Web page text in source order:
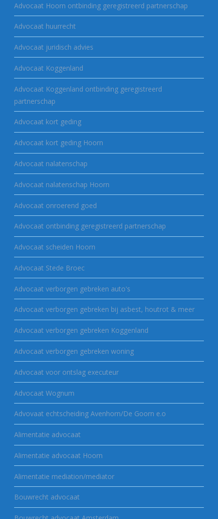
Advocaat Hoorn ontbinding geregistreerd partnerschap
Advocaat huurrecht
Advocaat juridisch advies
Advocaat Koggenland
Advocaat Koggenland ontbinding geregistreerd
partnerschap
Advocaat kort geding
Advocaat kort geding Hoorn
Advocaat nalatenschap
Advocaat nalatenschap Hoorn
Advocaat onroerend goed
Advocaat ontbinding geregistreerd partnerschap
Advocaat scheiden Hoorn
Advocaat Stede Broec
Advocaat verborgen gebreken auto's
Advocaat verborgen gebreken bij asbest, houtrot & meer
Advocaat verborgen gebreken Koggenland
Advocaat verborgen gebreken woning
Advocaat voor ontslag executeur
Advocaat Wognum
Advovaat echtscheiding Avenhorn/De Goorn e.o
Alimentatie advocaat
Alimentatie advocaat Hoorn
Alimentatie mediation/mediator
Bouwrecht advocaat